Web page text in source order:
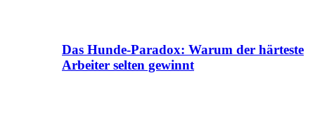
Das Hunde-Paradox: Warum der härteste
Arbeiter selten gewinnt